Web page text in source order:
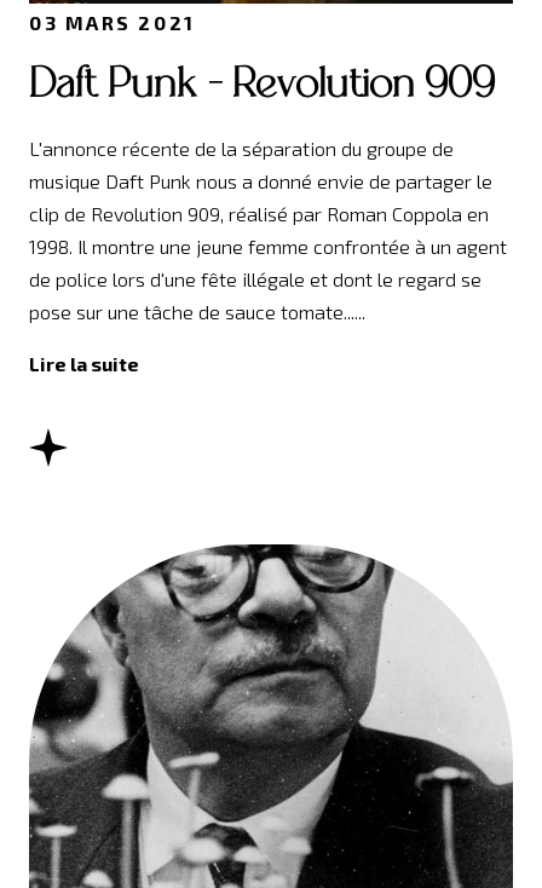
03 MARS 2021
Daft Punk - Revolution 909
L'annonce récente de la séparation du groupe de
musique Daft Punk nous a donné envie de partager le
clip de Revolution 909, réalisé par Roman Coppola en
1998. Il montre une jeune femme confrontée à un agent
de police lors d'une fête illégale et dont le regard se
pose sur une tâche de sauce tomate......
Lire la suite